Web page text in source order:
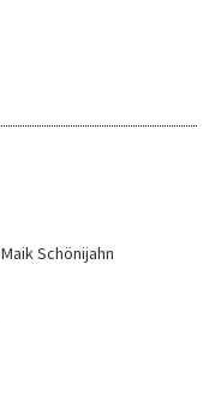
Maik Schönijahn